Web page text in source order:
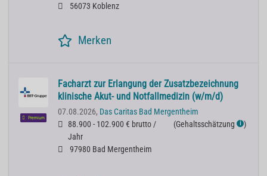
56073 Koblenz
Merken
Premium
Facharzt zur Erlangung der Zusatzbezeichnung
klinische Akut- und Notfallmedizin (w/m/d)
07.08.2026, Das Caritas Bad Mergentheim
88.900 - 102.900 € brutto /
Jahr
(Gehaltsschätzung ℹ )
97980 Bad Mergentheim